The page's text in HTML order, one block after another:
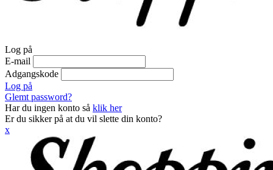
Log på
E-mail
Adgangskode
Log på
Glemt password?
Har du ingen konto så klik her
Er du sikker på at du vil slette din konto?
x